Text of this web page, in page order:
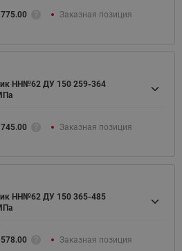
Заказная позиция
НН№62 ДУ 150 259-364
Заказная позиция
НН№62 ДУ 150 365-485
Заказная позиция